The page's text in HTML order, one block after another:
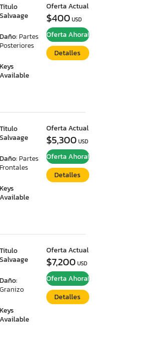
Titulo
Salvaage
Daño: Partes
Posteriores
Keys
Available
Oferta Actual
$400USD
Oferta Ahora!
Detalles
Titulo
Salvaage
Daño: Partes
Frontales
Keys
Available
Oferta Actual
$5,300USD
Oferta Ahora!
Detalles
Titulo
Salvaage
Daño:
Granizo
Keys
Available
Oferta Actual
$7,200USD
Oferta Ahora!
Detalles